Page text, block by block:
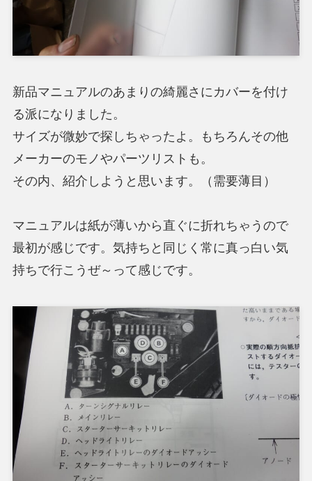
新品マニュアルのあまりの綺麗さにカバーを付け
る派になりました。
サイズが微妙で探しちゃったよ。もちろんその他
メーカーのモノやパーツリストも。
その内、紹介しようと思います。（需要薄目）
マニュアルは紙が薄いから直ぐに折れちゃうので
最初が感じです。気持ちと同じく常に真っ白い気
持ちで行こうぜ～って感じです。